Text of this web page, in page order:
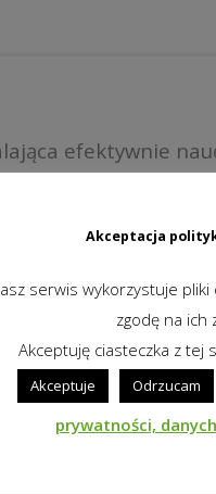
efektywnie
się w jednym
przełączania
zapewnićAkceptacja
serwis wykorzystuje
zgodę na ich
Akceptuję ciasteczka z tej
Akceptuje Odrzucam
prywatności,